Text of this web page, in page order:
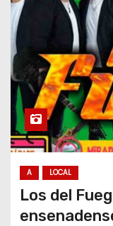
A LOCAL
Los del